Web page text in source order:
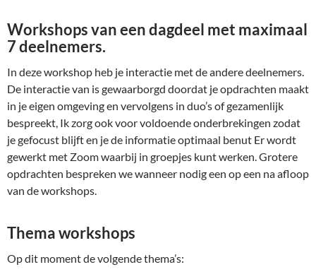
Workshops van een dagdeel met maximaal
7 deelnemers.
In deze workshop heb je interactie met de andere deelnemers.
De interactie van is gewaarborgd doordat je opdrachten maakt
in je eigen omgeving en vervolgens in duo’s of gezamenlijk
bespreekt, Ik zorg ook voor voldoende onderbrekingen zodat
je gefocust blijft en je de informatie optimaal benut Er wordt
gewerkt met Zoom waarbij in groepjes kunt werken. Grotere
opdrachten bespreken we wanneer nodig een op een na afloop
van de workshops.
Thema workshops
Op dit moment de volgende thema’s: